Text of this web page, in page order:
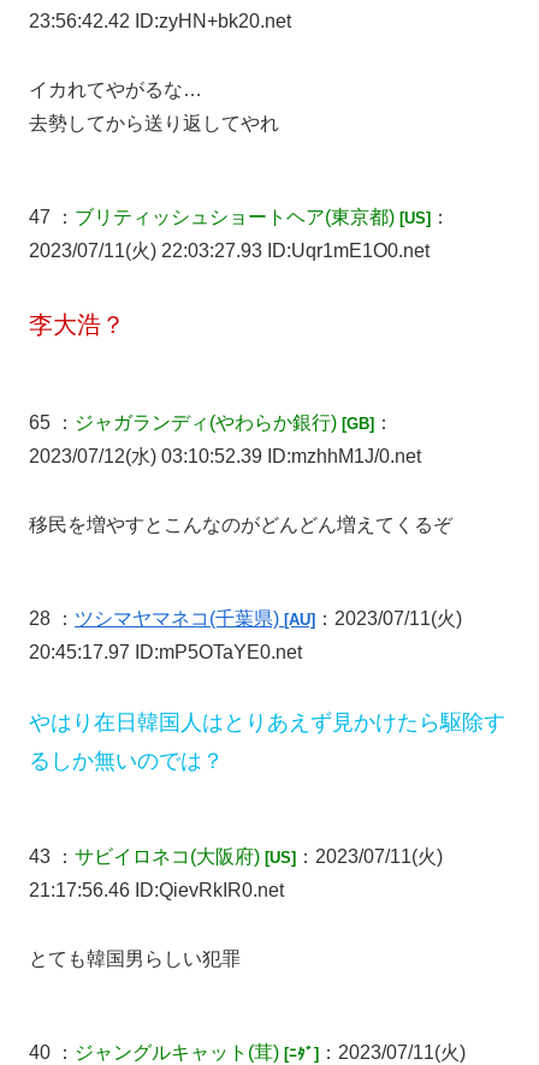
23:56:42.42 ID:zyHN+bk20.net
イカれてやがるな…
去勢してから送り返してやれ
47 ： ブリティッシュショートヘア(東京都) [US] ：
2023/07/11(火) 22:03:27.93 ID:Uqr1mE1O0.net
李大浩？
65 ： ジャガランディ (やわらか銀行) [GB] ：
2023/07/12(水) 03:10:52.39 ID:mzhhM1J/0.net
移民を増やすとこんなのがどんどん増えてくるぞ
28 ： ツシマヤマネコ (千葉県) [AU] ：2023/07/11(火)
20:45:17.97 ID:mP5OTaYE0.net
やはり在日韓国人はとりあえず見かけたら駆除す
るしか無いのでは？
43 ： サビイロネコ (大阪府) [US] ：2023/07/11(火)
21:17:56.46 ID:QievRkIR0.net
とても韓国男らしい犯罪
40 ： ジャングルキャット (茸) [ﾆﾀﾞ] ：2023/07/11(火)